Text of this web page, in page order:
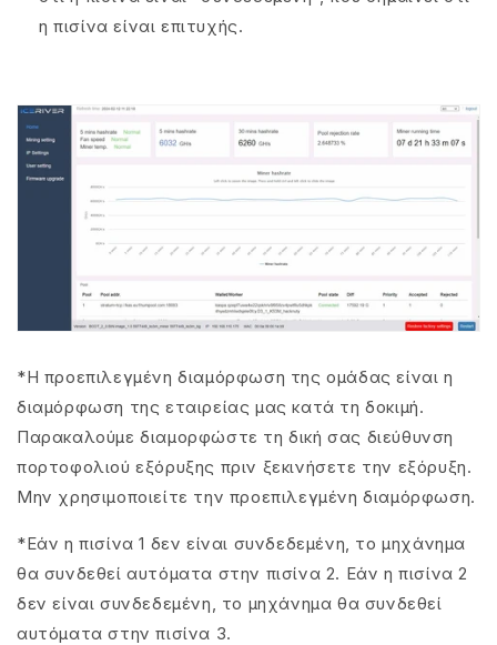
η πισίνα είναι επιτυχής.
*Η προεπιλεγμένη διαμόρφωση της ομάδας είναι η
διαμόρφωση της εταιρείας μας κατά τη δοκιμή.
Παρακαλούμε διαμορφώστε τη δική σας διεύθυνση
πορτοφολιού εξόρυξης πριν ξεκινήσετε την εξόρυξη.
Μην χρησιμοποιείτε την προεπιλεγμένη διαμόρφωση.
*Εάν η πισίνα 1 δεν είναι συνδεδεμένη, το μηχάνημα
θα συνδεθεί αυτόματα στην πισίνα 2. Εάν η πισίνα 2
δεν είναι συνδεδεμένη, το μηχάνημα θα συνδεθεί
αυτόματα στην πισίνα 3.